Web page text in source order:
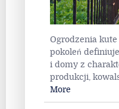
Ogrodzenia
pokoleń
i domy z
produkcji,
More